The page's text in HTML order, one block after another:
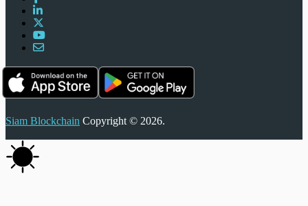
Siam Blockchain Copyright © 2026.